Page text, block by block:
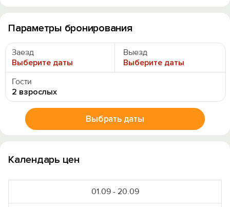
Параметры бронирования
Заезд
Выберите даты
Выезд
Выберите даты
Гости
2 взрослых
Выбрать даты
Календарь цен
01.09 - 20.09